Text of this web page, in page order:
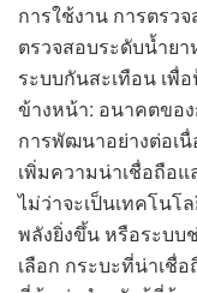
การใช้งาน การตรว
ตรวจสอบระดับน้ำย
ระบบกันสะเทือน เ
ข้างหน้า: อนาคตขอ
การพัฒนาอย่างต่อเนื่
เพิ่มความน่าเชื่อถือ
ไม่ว่าจะเป็นเทคโนโ
พลังยิ่งขึ้น หรือระบ
เลือก กระบะที่น่าเชื่